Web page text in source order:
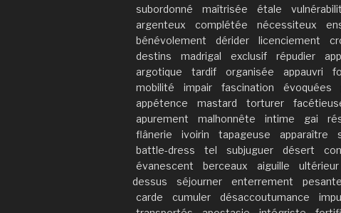
subordonné
maîtrisée étale
argenteux
complétée nécessiteux
bénévolement
dérider licenciement
destins
madrigal exclusif répudier
argotique
tardif organisée appauvri
mobilité
impair fascination évoquées
appétence
mastard torturer
apurement
malhonnête intime gai
flânerie
ivoirin tapageuse apparaître
battle-dress
tel subjuguer désert
évanescent
berceaux aiguille ultérieur
dessus
séjourner enterrement pesante
carde
cumuler désaccoutumance